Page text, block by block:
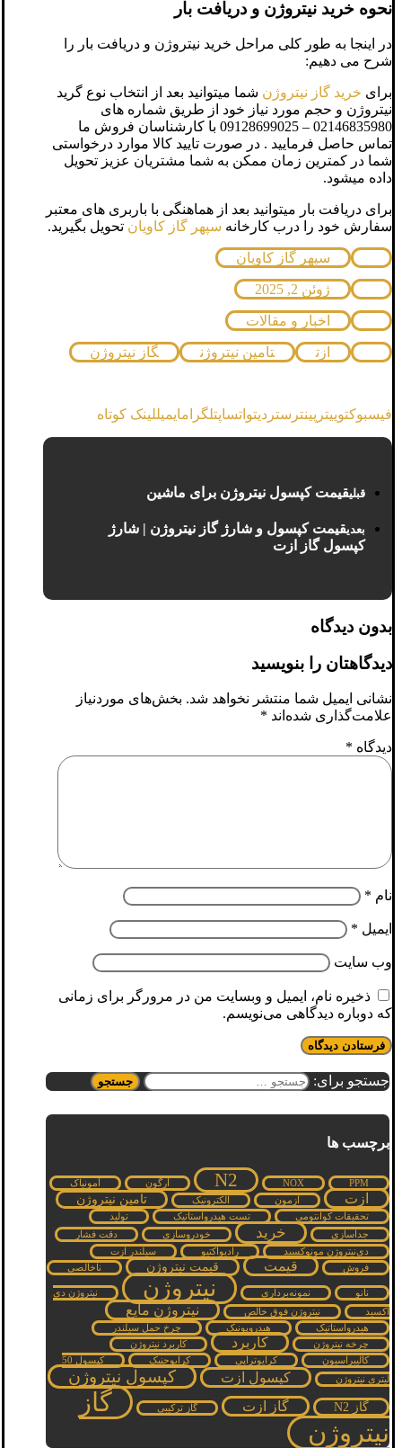
نحوه خرید نیتروژن و دریافت بار
در اینجا به طور کلی مراحل خرید نیتروژن و دریافت بار را
شرح می دهیم:
برای خرید گاز نیتروژن شما میتوانید بعد از انتخاب نوع گرید
نیتروژن و حجم مورد نیاز خود از طریق شماره های
02146835980 – 09128699025 با کارشناسان فروش ما
تماس حاصل فرمایید . در صورت تایید کالا موارد درخواستی
شما در کمترین زمان ممکن به شما مشتریان عزیز تحویل
داده میشود.
برای دریافت بار میتوانید بعد از هماهنگی با باربری های معتبر
سفارش خود را درب کارخانه سپهر گاز کاویان تحویل بگیرید.
سپهر گاز کاویان
ژوئن 2, 2025
اخبار و مقالات
ازت تامین نیتروژن گاز نیتروژن
فیسبوکتوییتر پینترستردیتواتساپتلگرامایمیللینک کوتاه
قبلیقیمت کپسول نیتروژن برای ماشین
بعدیقیمت کپسول و شارژ گاز نیتروژن | شارژ
کپسول گاز ازت
بدون دیدگاه
دیدگاهتان را بنویسید
نشانی ایمیل شما منتشر نخواهد شد. بخش‌های موردنیاز
علامت‌گذاری شده‌اند *
دیدگاه *
نام *
ایمیل *
وب‌ سایت
ذخیره نام، ایمیل و وبسایت من در مرورگر برای زمانی
که دوباره دیدگاهی می‌نویسم.
جستجو برای:
برچسب ها
N2 NOX PPM آرگون آمونیاک
ازت ازمون الکترونیک تامین نیتروژن
تحقیقات کوانتومی تست هیدرواستاتیک
تولید
جداسازی
خرید خودروسازی
دقت فشار
دی‌نیتروژن مونوکسید
رادیواکتیو
سیلندر ازت
فروش
قیمت قیمت نیتروژن ناخالصی
نانو نمونه‌برداری نیتروژن
نیتروژن دی
اکسید
نیتروژن فوق خالص نیتروژن مایع
هیدرواستاتیک هیدروپونیک
چرخ حمل سیلندر
چرخه نیتروژن
کاربرد
کاربرد نیتروژن
کالیبراسیون
کرایوتراپی کرایوجنیک
کپسول 50
لیتری نیتروژن
کپسول ازت کپسول نیتروژن
گاز N2 گاز ازت گاز ترکیبی
گاز
نیتروژن